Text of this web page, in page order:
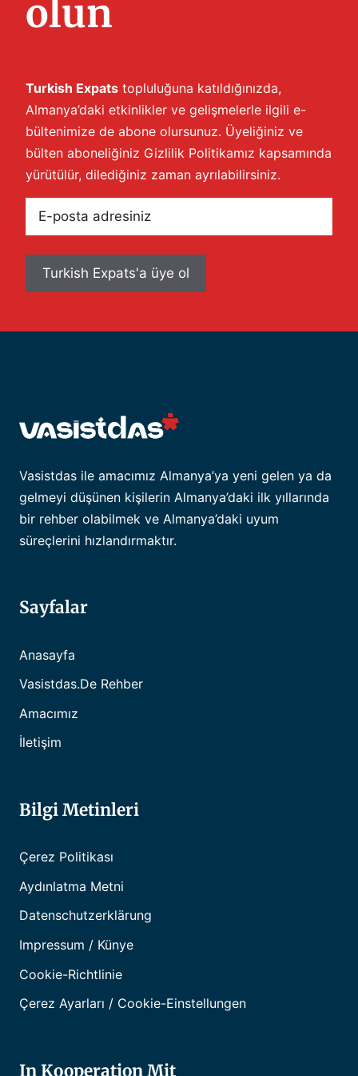
olun
Turkish Expats topluluğuna katıldığınızda,
Almanya’daki etkinlikler ve gelişmelerle ilgili e-
bültenimize de abone olursunuz. Üyeliğiniz ve
bülten aboneliğiniz Gizlilik Politikamız kapsamında
yürütülür, dilediğiniz zaman ayrılabilirsiniz.
posta
Vasistdas ile amacımız Almanya’ya yeni gelen ya da
gelmeyi düşünen kişilerin Almanya’daki ilk yıllarında
bir rehber olabilmek ve Almanya’daki uyum
süreçlerini hızlandırmaktır.
Sayfalar
Anasayfa
Vasistdas.de Rehber
Amacımız
İletişim
Bilgi Metinleri
Çerez Politikası
Aydınlatma Metni
Datenschutzerklärung
Impressum / Künye
Cookie-Richtlinie
Çerez Ayarları / Cookie-Einstellungen
In Kooperation Mit